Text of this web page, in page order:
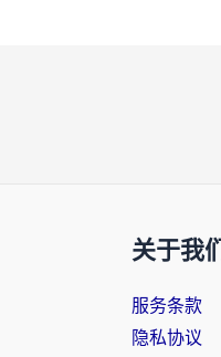
关于我们
服务条款
隐私协议